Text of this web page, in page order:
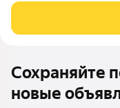
Сохраняйте
новые